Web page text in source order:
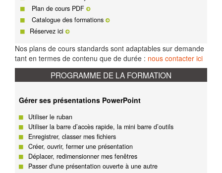
Plan de cours PDF
Catalogue des formations
Réservez ici
Nos plans de cours standards sont adaptables sur demande
tant en termes de contenu que de durée : nous contacter ici
PROGRAMME DE LA FORMATION
Gérer ses présentations PowerPoint
Utiliser le ruban
Utiliser la barre d’accès rapide, la mini barre d’outils
Enregistrer, classer mes fichiers
Créer, ouvrir, fermer une présentation
Déplacer, redimensionner mes fenêtres
Passer d'une présentation ouverte à une autre